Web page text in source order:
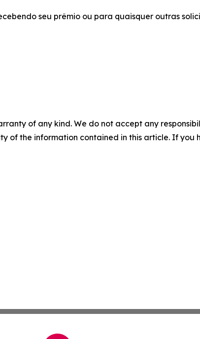
seu prêmio ou para quaisquer outras
of any kind. We do not accept any
of the information contained in this article. If you